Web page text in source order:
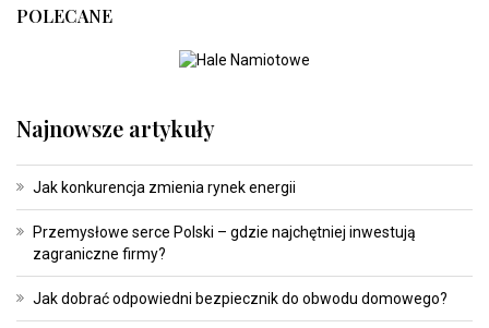
POLECANE
Najnowsze artykuły
Jak konkurencja zmienia rynek energii
Przemysłowe serce Polski – gdzie najchętniej inwestują
zagraniczne firmy?
Jak dobrać odpowiedni bezpiecznik do obwodu domowego?